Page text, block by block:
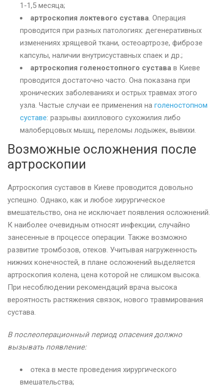
1-1,5 месяца;
артроскопия локтевого сустава. Операция
проводится при разных патологиях: дегенеративных
изменениях хрящевой ткани, остеоартрозе, фиброзе
капсулы, наличии внутрисуставных спаек и др.;
артроскопия голеностопного сустава в Киеве
проводится достаточно часто. Она показана при
хронических заболеваниях и острых травмах этого
узла. Частые случаи ее применения на голеностопном
суставе: разрывы ахиллового сухожилия либо
малоберцовых мышц, переломы лодыжек, вывихи.
Возможные осложнения после
артроскопии
Артроскопия суставов в Киеве проводится довольно
успешно. Однако, как и любое хирургическое
вмешательство, она не исключает появления осложнений.
К наиболее очевидным относят инфекции, случайно
занесенные в процессе операции. Также возможно
развитие тромбозов, отеков. Учитывая нагруженность
нижних конечностей, в плане осложнений выделяется
артроскопия колена, цена которой не слишком высока.
При несоблюдении рекомендаций врача высока
вероятность растяжения связок, нового травмирования
сустава.
В послеоперационный период опасения должно
вызывать появление:
отека в месте проведения хирургического
вмешательства;